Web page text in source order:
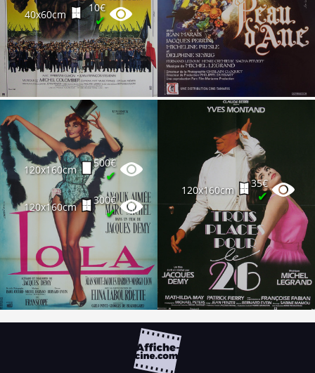
40x60cm
10€
✔
120x160cm
500€
✔
120x160cm
300€
✔
120x160cm
35€
✔